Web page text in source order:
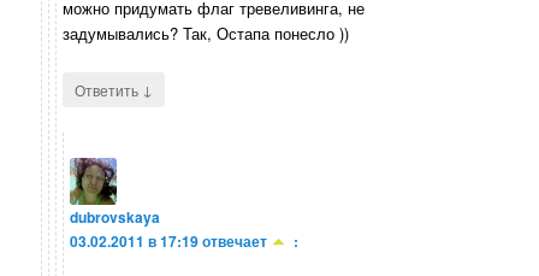
можно придумать флаг тревеливинга, не
задумывались? Так, Остапа понесло ))
Ответить ↓
dubrovskaya
03.02.2011 в 17:19отвечает :